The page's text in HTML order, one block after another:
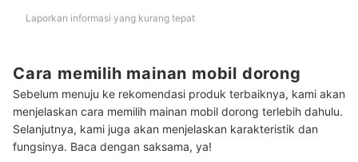
Laporkan informasi yang kurang tepat
Cara memilih mainan mobil dorong
Sebelum menuju ke rekomendasi produk terbaiknya, kami akan
menjelaskan cara memilih mainan mobil dorong terlebih dahulu.
Selanjutnya, kami juga akan menjelaskan karakteristik dan
fungsinya. Baca dengan saksama, ya!